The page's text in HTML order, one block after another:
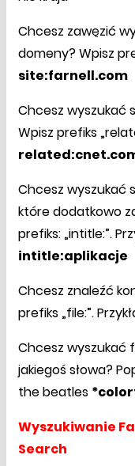
Chcesz zawęzić
domeny? Wpisz
site:farnell.com
Chcesz wyszukać
Wpisz prefiks
Chcesz wyszukać
które dodatkowo
prefiks: „intitle:”.
intitle:aplikacje
Chcesz znaleźć
prefiks „file:”.
Chcesz wyszukać
jakiegoś słowa?
the beatles
Wyszukiwanie
Search